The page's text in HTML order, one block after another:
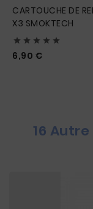
CARTOUCHE DE
X3 SMOKTECH
    
6,90 €
16